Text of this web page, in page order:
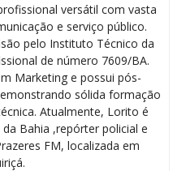
versátil com vasta
e serviço público.
pelo Instituto Técnico da
de número 7609/BA.
Marketing e possui pós-
sólida formação
Atualmente, Lorito é
Bahia ,repórter policial e
FM, localizada em